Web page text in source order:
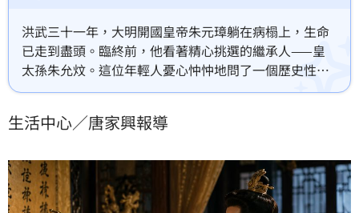
洪武三十一年，大明開國皇帝朱元璋躺在病榻上，生命
已走到盡頭。臨終前，他看著精心挑選的繼承人——皇
太孫朱允炆。這位年輕人憂心忡忡地問了一個歷史性難
題：外敵入侵可以靠叔叔們抵禦，但要是叔叔造反，該
這個答案在四年後，親手將大明江山推入了靖難之役的
生活中心／唐家興報導